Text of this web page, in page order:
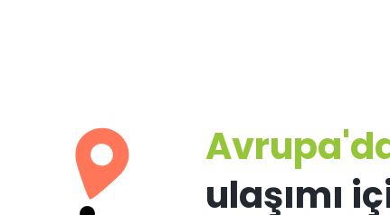
ulaşımı